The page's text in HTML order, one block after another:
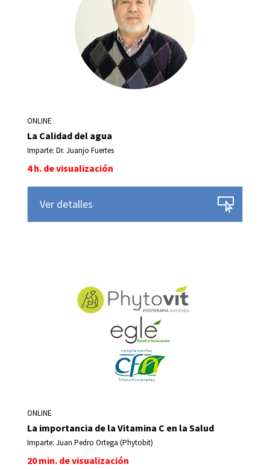
ONLINE
La Calidad del agua
Imparte: Dr. Juanjo Fuertes
4 h. de visualización
Ver detalles
ONLINE
La importancia de la Vitamina C en la Salud
Imparte: Juan Pedro Ortega (Phytobit)
20 min. de visualización